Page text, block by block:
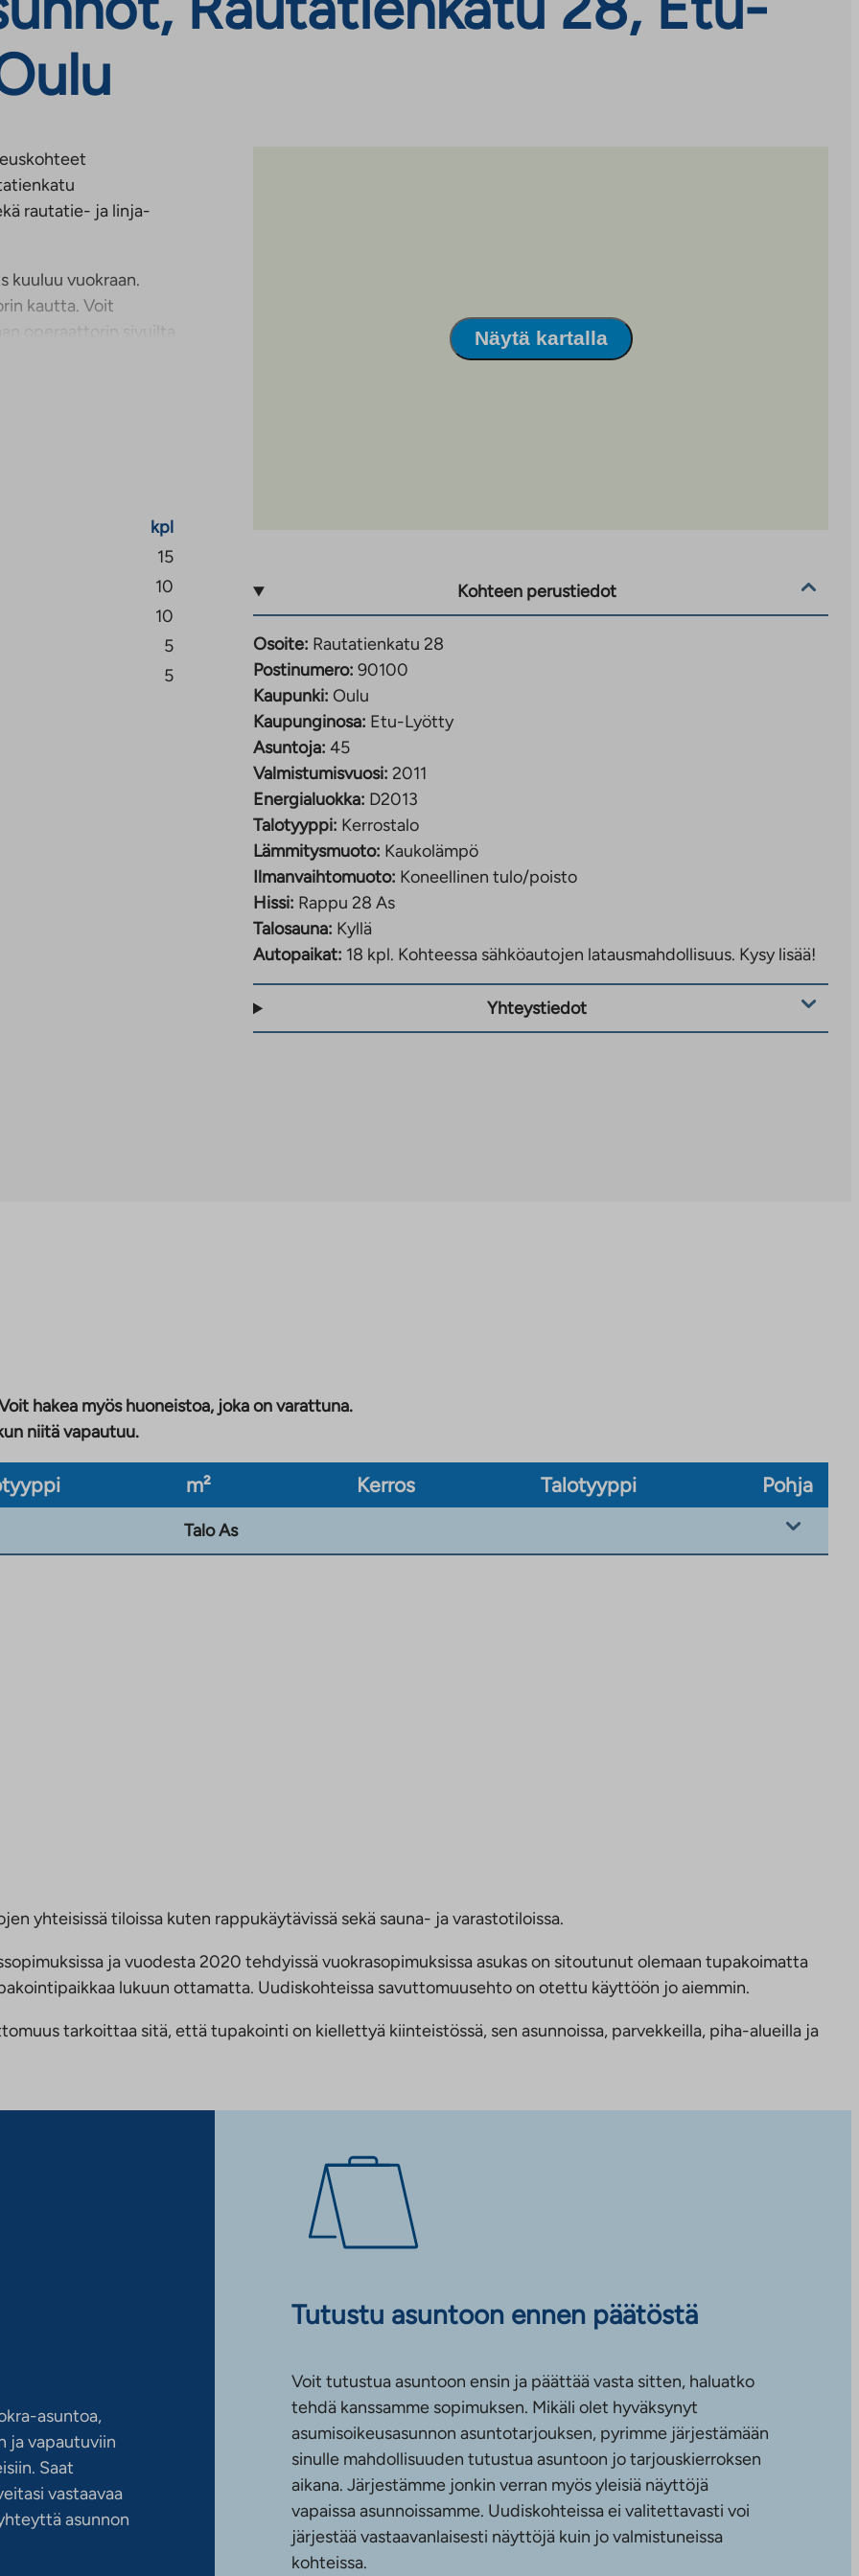
rautatie- ja linja-
kuuluu vuokraan.
kautta. Voit
operaattorin sivuilta
erilliseen
kpl
15
10
10
5
5
Näytä kartalla
Kohteen perustiedot
Osoite: Rautatienkatu 28
Postinumero: 90100
Kaupunki: Oulu
Kaupunginosa: Etu-Lyötty
Asuntoja: 45
Valmistumisvuosi: 2011
Energialuokka: D2013
Talotyyppi: Kerrostalo
Lämmitysmuoto: Kaukolämpö
Ilmanvaihtomuoto: Koneellinen tulo/poisto
Hissi: Rappu 28 As
Talosauna: Kyllä
Autopaikat: 18 kpl. Kohteessa sähköautojen latausmahdollisuus. Kysy lisää!
Yhteystiedot
hakea myös huoneistoa, joka on varattuna.
niitä vapautuu.
m² Kerros Talotyyppi Pohja
Talo As
yhteisissä tiloissa kuten rappukäytävissä sekä sauna- ja varastotiloissa.
ja vuodesta 2020 tehdyissä vuokrasopimuksissa asukas on sitoutunut olemaan tupakoimatta
lukuun ottamatta. Uudiskohteissa savuttomuusehto on otettu käyttöön jo aiemmin.
tarkoittaa sitä, että tupakointi on kiellettyä kiinteistössä, sen asunnoissa, parvekkeilla, piha-alueilla ja
asuntoa,
ja vapautuviin
Saat
vastaavaa
asunnon
Tutustu asuntoon ennen päätöstä
Voit tutustua asuntoon ensin ja päättää vasta sitten, haluatko
tehdä kanssamme sopimuksen. Mikäli olet hyväksynyt
asumisoikeusasunnon asuntotarjouksen, pyrimme järjestämään
sinulle mahdollisuuden tutustua asuntoon jo tarjouskierroksen
aikana. Järjestämme jonkin verran myös yleisiä näyttöjä
vapaissa asunnoissamme. Uudiskohteissa ei valitettavasti voi
järjestää vastaavanlaisesti näyttöjä kuin jo valmistuneissa
kohteissa.